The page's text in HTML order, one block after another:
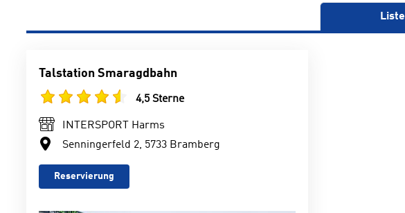
Liste
Talstation Smaragdbahn
4,5 Sterne
INTERSPORT Harms
Senningerfeld 2, 5733 Bramberg
Reservierung